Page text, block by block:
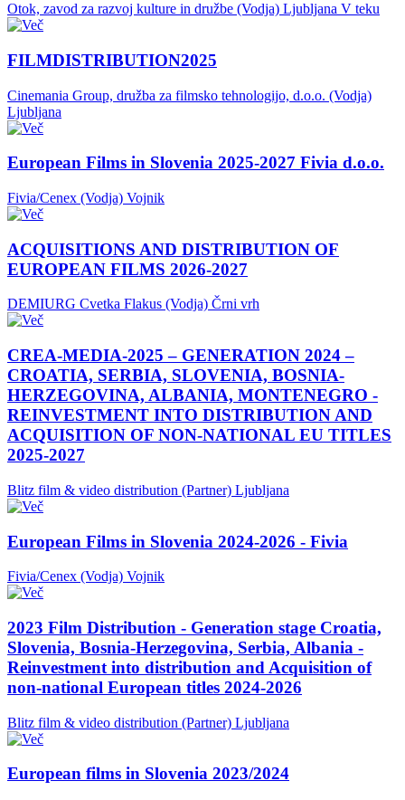
Otok, zavod za razvoj kulture in družbe (Vodja) Ljubljana V teku
FILMDISTRIBUTION2025
Cinemania Group, družba za filmsko tehnologijo, d.o.o. (Vodja)
Ljubljana
European Films in Slovenia 2025-2027 Fivia d.o.o.
Fivia/Cenex (Vodja) Vojnik
ACQUISITIONS AND DISTRIBUTION OF
EUROPEAN FILMS 2026-2027
DEMIURG Cvetka Flakus (Vodja) Črni vrh
CREA-MEDIA-2025 – GENERATION 2024 –
CROATIA, SERBIA, SLOVENIA, BOSNIA-
HERZEGOVINA, ALBANIA, MONTENEGRO -
REINVESTMENT INTO DISTRIBUTION AND
ACQUISITION OF NON-NATIONAL EU TITLES
2025-2027
Blitz film & video distribution (Partner) Ljubljana
European Films in Slovenia 2024-2026 - Fivia
Fivia/Cenex (Vodja) Vojnik
2023 Film Distribution - Generation stage Croatia,
Slovenia, Bosnia-Herzegovina, Serbia, Albania -
Reinvestment into distribution and Acquisition of
non-national European titles 2024-2026
Blitz film & video distribution (Partner) Ljubljana
European films in Slovenia 2023/2024